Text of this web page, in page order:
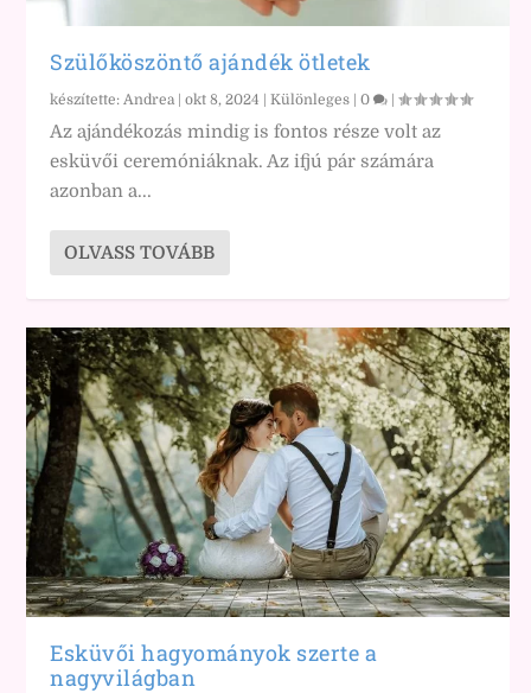
Szülőköszöntő ajándék ötletek
készítette: Andrea |okt 8, 2024 |Különleges |0 |
Az ajándékozás mindig is fontos része volt az
esküvői ceremóniáknak. Az ifjú pár számára
azonban a...
OLVASS TOVÁBB
Esküvői hagyományok szerte a
nagyvilágban